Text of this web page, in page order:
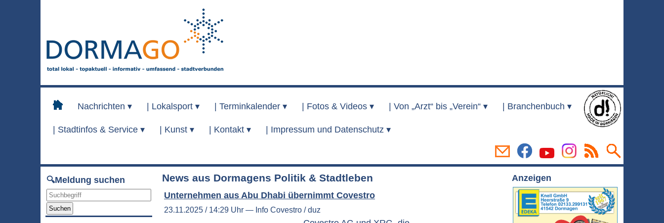
Nachrichten ▾ Lokalsport ▾ Terminkalender ▾ Fotos & Videos ▾ Von „Arzt“ bis „Verein“ ▾ Branchenbuch ▾
Stadtinfos & Service ▾ Kunst ▾ Kontakt ▾ Impressum und Datenschutz ▾
🔍Meldung suchen
Suchen
News aus Dormagens Politik & Stadtleben
Unternehmen aus Abu Dhabi übernimmt Covestro
23.11.2025 / 14:29 Uhr — Info Covestro / duz
Anzeigen